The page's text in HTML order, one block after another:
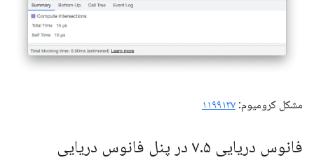
مشکل کرومیوم: ۱۱۹۹۱۳۷
فانوس دریایی ۷ .۵ در پنل فانوس دریایی